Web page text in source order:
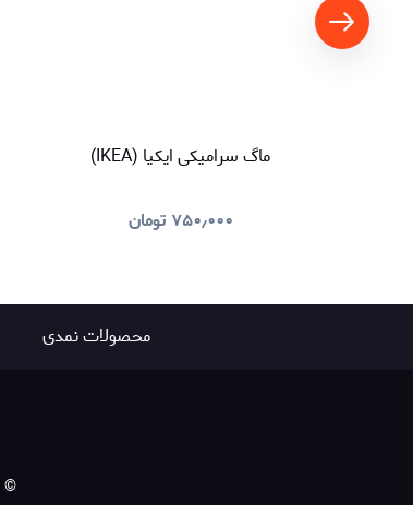
ماگ سرامیکی ایکیا (IKEA)
۷۵۰٫۰۰۰ تومان
محصولات نمدی
©